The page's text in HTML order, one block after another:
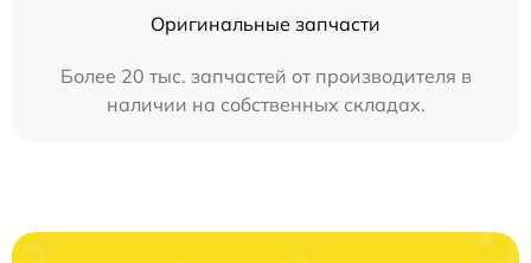
Оригинальные запчасти
Более 20 тыс. запчастей от производителя в
наличии на собственных складах.